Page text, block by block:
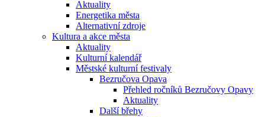
Aktuality
Energetika města
Alternativní zdroje
Kultura a akce města
Aktuality
Kulturní kalendář
Městské kulturní festivaly
Bezručova Opava
Přehled ročníků Bezručovy Opavy
Aktuality
Další břehy